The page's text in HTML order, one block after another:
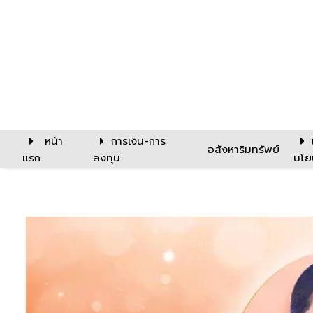
หน้า
แรก
การเงิน-การ
ลงทุน
อสังหาริมทรัพย์
นโ